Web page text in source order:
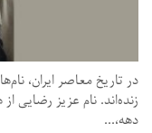
در تاریخ معاصر ایران،
زنده‌اند. نام عزیز
دهه،...